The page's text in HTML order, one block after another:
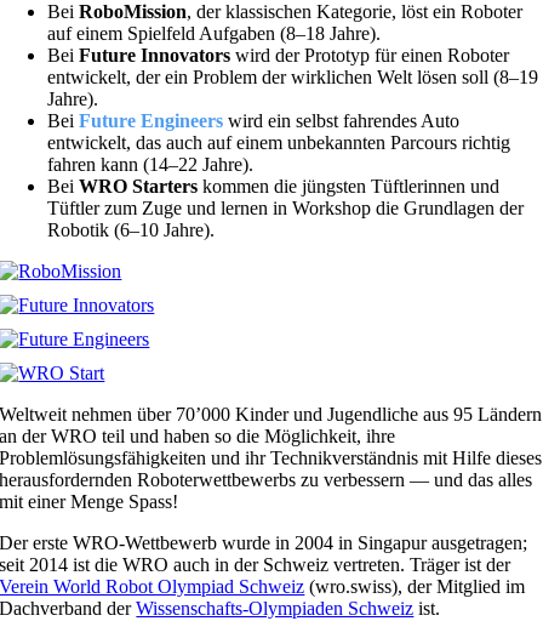
BeiRoboMission, der klassischen Kategorie, löst ein Roboter
auf einem Spielfeld Aufgaben (8–18 Jahre).
BeiFuture Innovators wird der Prototyp für einen Roboter
entwickelt, der ein Problem der wirklichen Welt lösen soll (8–19
Jahre).
BeiFuture Engineers wird ein selbst fahrendes Auto
entwickelt, das auch auf einem unbekannten Parcours richtig
fahren kann (14–22 Jahre).
BeiWRO Starters kommen die jüngsten Tüftlerinnen und
Tüftler zum Zuge und lernen in Workshop die Grundlagen der
Robotik (6–10 Jahre).
Weltweit nehmen über 70’000 Kinder und Jugendliche aus 95 Ländern
an der WRO teil und haben so die Möglichkeit, ihre
Problemlösungsfähigkeiten und ihr Technikverständnis mit Hilfe dieses
herausfordernden Roboterwettbewerbs zu verbessern — und das alles
mit einer Menge Spass!
Der erste WRO-Wettbewerb wurde in 2004 in Singapur ausgetragen;
seit 2014 ist die WRO auch in der Schweiz vertreten. Träger ist der
Verein World Robot Olympiad Schweiz (wro.swiss), derMitglied im
Dachverband derWissenschafts-Olympiaden Schweiz ist.